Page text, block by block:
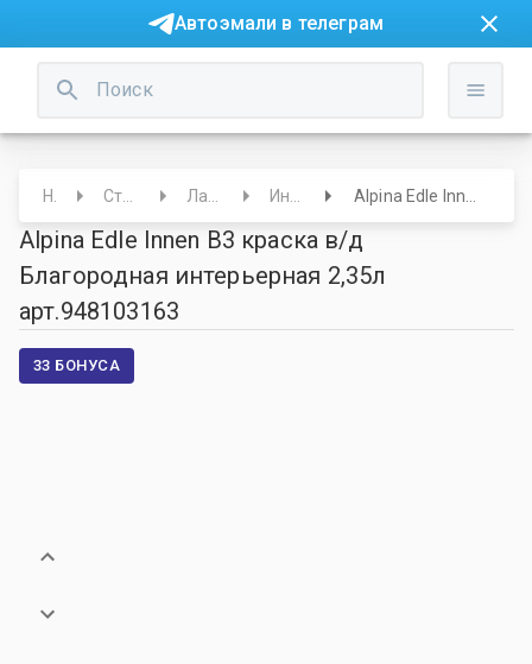
Автоэмали в телеграм
Строительный отдел
Alpina Edle Innen B3 краска в/д
Благородная интерьерная 2,35л
арт.948103163
33 БОНУСА